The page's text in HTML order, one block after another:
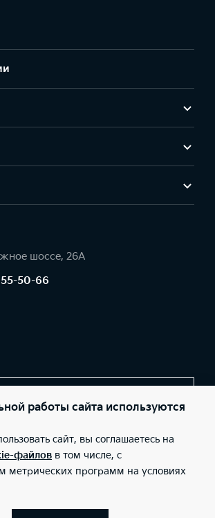
шоссе, 26А
50-66
лица ООО «Имола» (Фактический адрес: г.
26А; Телефон: +7 (8482) 55-50-66; ИНН:
1036301017280), ООО «Киа Россия и СНГ»
г.Москва, Валовая 26; Телефон: 8 800 301
ОГРН: 5087746291760) ведут
работы сайта используются
сайт, вы соглашаетесь на
файлов в том числе, с
метрических программ на условиях